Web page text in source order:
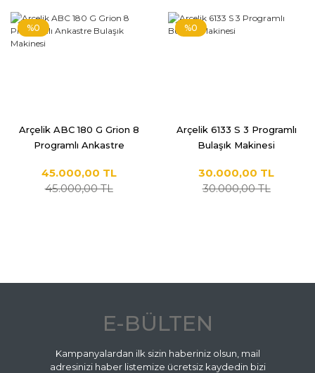
%0
Arçelik ABC 180 G Grion 8
Programlı Ankastre
45.000,00 TL
45.000,00 TL
%0
Arçelik 6133 S 3 Programlı
Bulaşık Makinesi
30.000,00 TL
30.000,00 TL
E-BÜLTEN
Kampanyalardan ilk sizin haberiniz olsun, mail
adresinizi haber listemize ücretsiz kaydedin bizi